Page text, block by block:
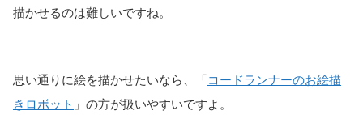
描かせるのは難しいですね。
思い通りに絵を描かせたいなら、「コードランナーのお絵描
きロボット 」の方が扱いやすいですよ。